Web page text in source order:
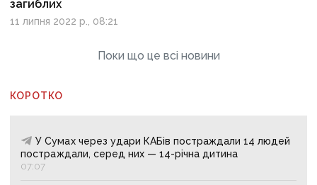
загиблих
11 липня 2022 р., 08:21
Поки що це всі новини
КОРОТКО
У Сумах через удари КАБів постраждали 14 людей
постраждали, серед них — 14-річна дитина
07:07